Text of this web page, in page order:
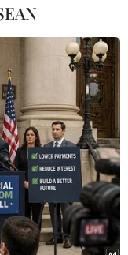
đội Nigeria
thành viên bị
và gia đình
chạy trốn
với Iswap ở
ra các vụ tấn
từ năm 2015,
kể từ đầu